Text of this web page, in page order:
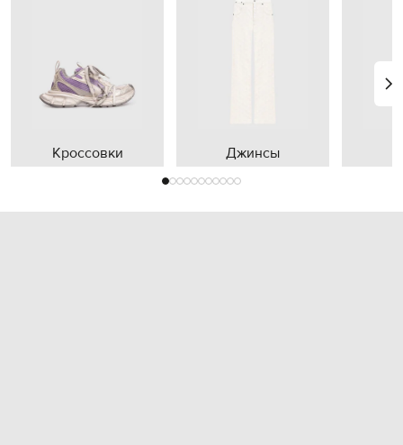
Кроссовки Джинсы